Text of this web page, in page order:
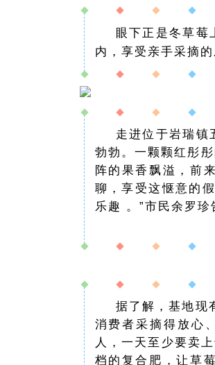
眼下正是冬草莓
内，享受亲手采摘
走进位于岩瑞镇
勃勃。一颗颗红彤
阵的果香飘溢，前
聊，享受这惬意的
乐趣 。”市民余罗珍
据了解，基地现
消费者采摘得放心
人，一天至少要卖
档的复合肥，让草